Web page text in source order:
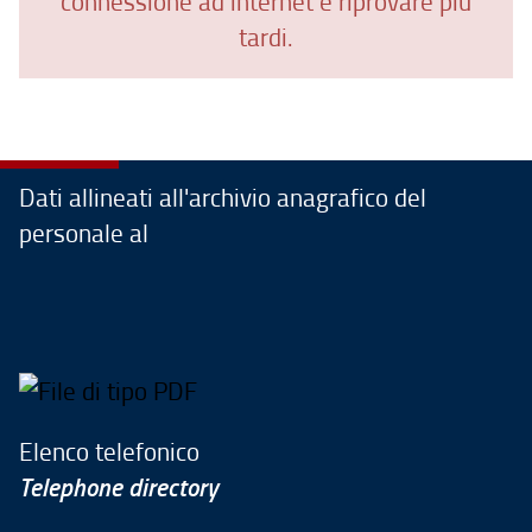
tardi.
Dati allineati all'archivio anagrafico del
personale al
Elenco telefonico
Telephone directory